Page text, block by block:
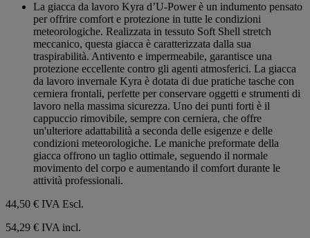
La giacca da lavoro Kyra d’U-Power è un indumento pensato
per offrire comfort e protezione in tutte le condizioni
meteorologiche. Realizzata in tessuto Soft Shell stretch
meccanico, questa giacca è caratterizzata dalla sua
traspirabilità. Antivento e impermeabile, garantisce una
protezione eccellente contro gli agenti atmosferici. La giacca
da lavoro invernale Kyra è dotata di due pratiche tasche con
cerniera frontali, perfette per conservare oggetti e strumenti di
lavoro nella massima sicurezza. Uno dei punti forti è il
cappuccio rimovibile, sempre con cerniera, che offre
un'ulteriore adattabilità a seconda delle esigenze e delle
condizioni meteorologiche. Le maniche preformate della
giacca offrono un taglio ottimale, seguendo il normale
movimento del corpo e aumentando il comfort durante le
attività professionali.
44,50 € IVA Escl.
54,29 € IVA incl.